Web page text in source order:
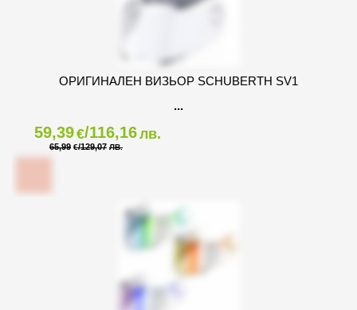
ОРИГИНАЛЕН ВИЗЬОР SCHUBERTH SV1
59,39€/116,16лв.
65,99 €/129,07 ЛВ.